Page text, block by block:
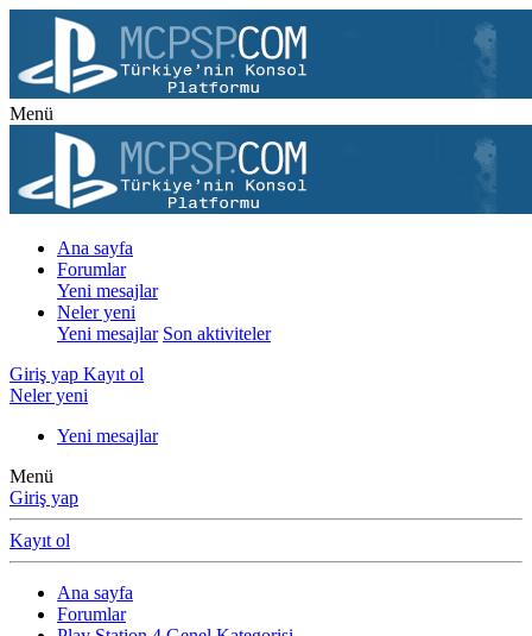
Menü
Ana sayfa
Forumlar
Yeni mesajlar
Neler yeni
Yeni mesajlar Son aktiviteler
Giriş yap Kayıt ol
Neler yeni
Yeni mesajlar
Menü
Giriş yap
Kayıt ol
Ana sayfa
Forumlar